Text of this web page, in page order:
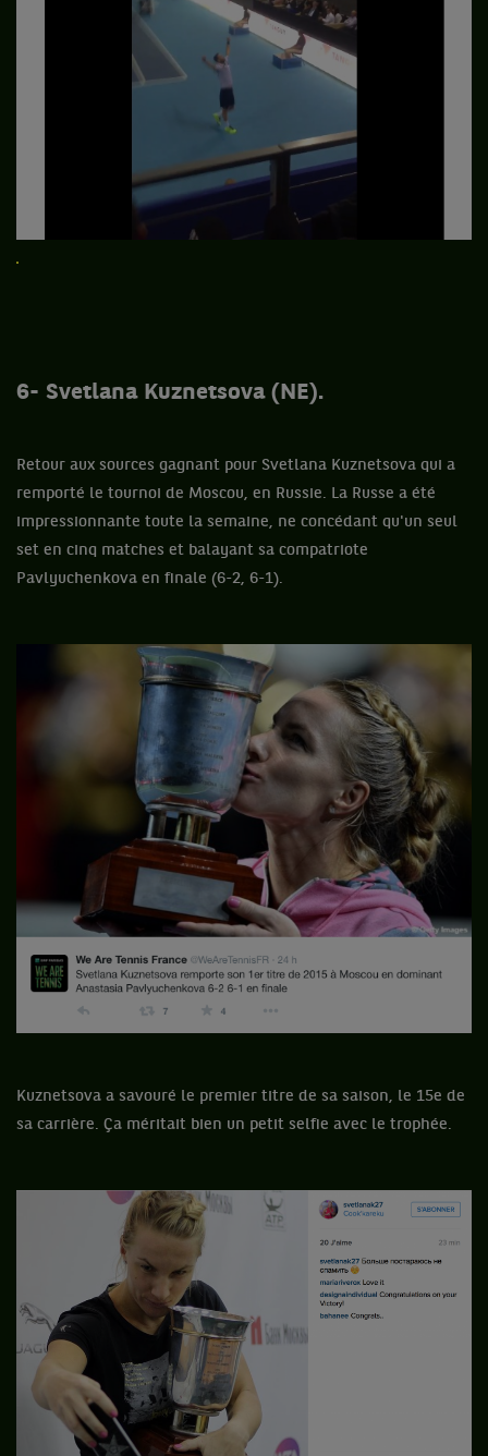
6- Svetlana Kuznetsova (NE).
Retour aux sources gagnant pour Svetlana Kuznetsova qui a
remporté le tournoi de Moscou, en Russie. La Russe a été
impressionnante toute la semaine, ne concédant qu'un seul
set en cinq matches et balayant sa compatriote
Pavlyuchenkova en finale (6-2, 6-1).
Kuznetsova a savouré le premier titre de sa saison, le 15e de
sa carrière. Ça méritait bien un petit selfie avec le trophée.